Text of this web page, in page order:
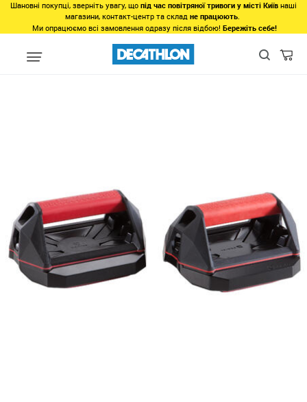
Шановні покупці, зверніть увагу, що під час повітряної тривоги у місті Київ наші
магазини, контакт-центр та склад не працюють.
Ми опрацюємо всі замовлення одразу після відбою! Бережіть себе!
Бренди Продукція Domyos Для силових тренувань Упори